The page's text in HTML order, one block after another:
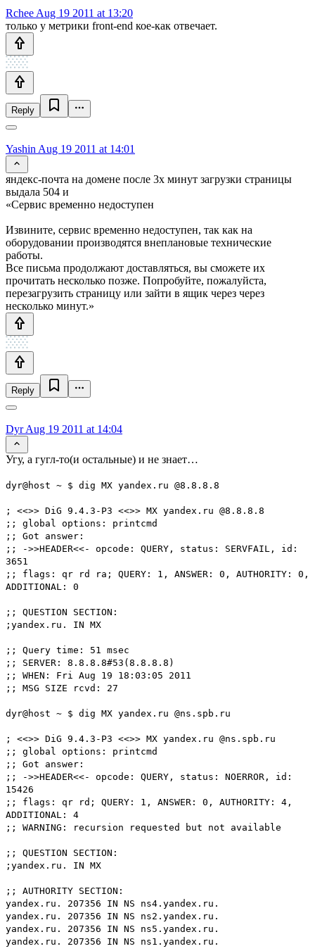
Rchee Aug 19 2011 at 13:20
только у метрики front-end кое-как отвечает.
Reply
Yashin Aug 19 2011 at 14:01
яндекс-почта на домене после 3х минут загрузки страницы
выдала 504 и
«Сервис временно недоступен
Извините, сервис временно недоступен, так как на
оборудовании производятся внеплановые технические
работы.
Все письма продолжают доставляться, вы сможете их
прочитать несколько позже. Попробуйте, пожалуйста,
перезагрузить страницу или зайти в ящик через через
несколько минут.»
Reply
DyrAug 19 2011 at 14:04
Угу, а гугл-то(и остальные) и не знает…
dyr@host ~ $ dig MX yandex.ru @8.8.8.8
; <<>> DiG 9.4.3-P3 <<>> MX yandex.ru @8.8.8.8
;; global options: printcmd
;; Got answer:
;; ->>HEADER<<- opcode: QUERY, status: SERVFAIL, id:
3651
;; flags: qr rd ra; QUERY: 1, ANSWER: 0, AUTHORITY: 0,
ADDITIONAL: 0
;; QUESTION SECTION:
;yandex.ru. IN MX
;; Query time: 51 msec
;; SERVER: 8.8.8.8#53(8.8.8.8)
;; WHEN: Fri Aug 19 18:03:05 2011
;; MSG SIZE rcvd: 27
dyr@host ~ $ dig MX yandex.ru @ns.spb.ru
; <<>> DiG 9.4.3-P3 <<>> MX yandex.ru @ns.spb.ru
;; global options: printcmd
;; Got answer:
;; ->>HEADER<<- opcode: QUERY, status: NOERROR, id:
15426
;; flags: qr rd; QUERY: 1, ANSWER: 0, AUTHORITY: 4,
ADDITIONAL: 4
;; WARNING: recursion requested but not available
;; QUESTION SECTION:
;yandex.ru. IN MX
;; AUTHORITY SECTION:
yandex.ru. 207356 IN NS ns4.yandex.ru.
yandex.ru. 207356 IN NS ns2.yandex.ru.
yandex.ru. 207356 IN NS ns5.yandex.ru.
yandex.ru. 207356 IN NS ns1.yandex.ru.